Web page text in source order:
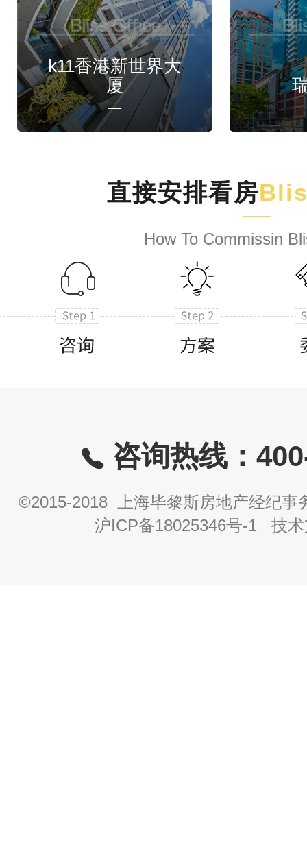
k11香港新世界大
厦
直接安排看房
How To Commissin
咨询热线：
©2015-2018 上海毕黎斯房地产经纪事
沪ICP备18025346号-1 技术